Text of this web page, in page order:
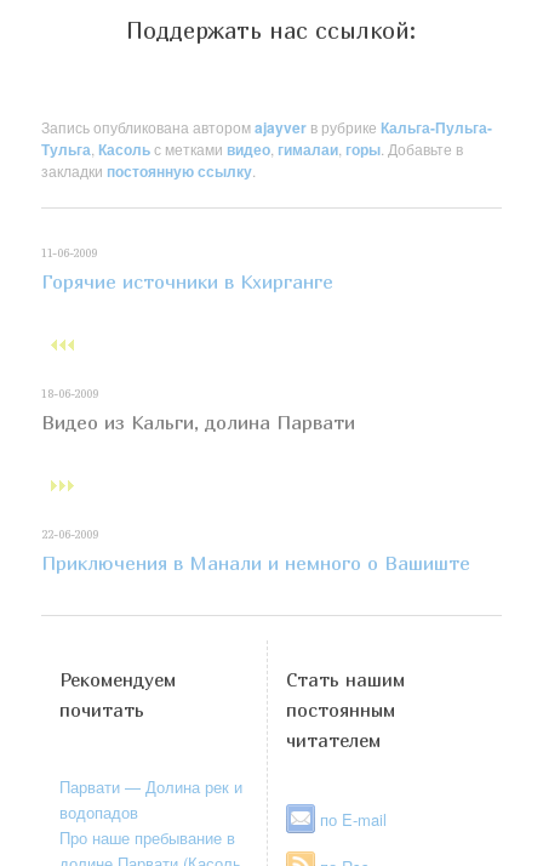
Поддержать нас ссылкой:
Запись опубликована авторомajayver в рубрикеКальга-Пульга-
Тульга ,Касольс метками видео гималаи горы . Добавьте в
закладки постоянную ссылку
11-06-2009
Горячие источники в Кхирганге
18-06-2009
Видео из Кальги, долина Парвати
22-06-2009
Приключения в Манали и немного о Вашиште
Рекомендуем
почитать
Парвати — Долина рек и
водопадов
Про наше пребывание в
Стать нашим
постоянным
читателем
по E-mail